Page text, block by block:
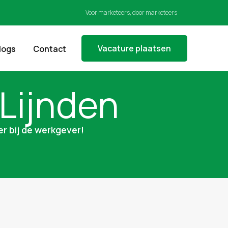
Voor marketeers, door marketeers
Contact Vacature plaatsen
bij de werkgever!